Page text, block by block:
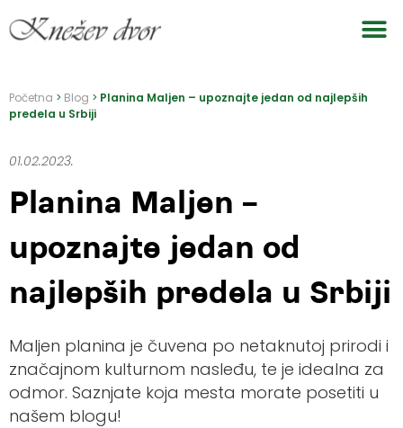
na
Početna > Blog > Planina Maljen – upoznajte jedan od najlepših
predela u Srbiji
01.02.2023.
Planina Maljen –
upoznajte jedan od
najlepših predela u Srbiji
Maljen planina je čuvena po netaknutoj prirodi i
značajnom kulturnom nasleđu, te je idealna za
odmor. Saznjate koja mesta morate posetiti u
našem blogu!